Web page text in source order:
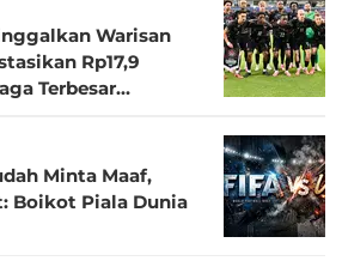
Warisan
Rp17,9
Terbesar
Minta Maaf,
Boikot Piala Dunia